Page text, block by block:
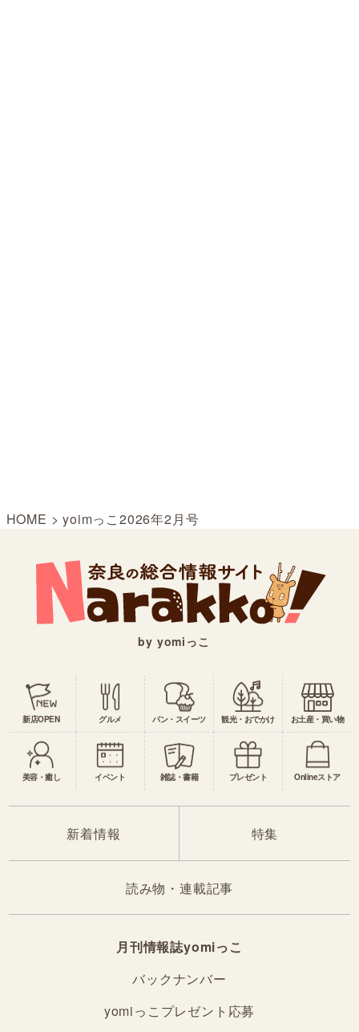
HOME >yoimっこ2026年2月号
by yomiっこ
新店OPEN グルメ パン・スイーツ 観光・おでかけ お土産・買い物
美容・癒し イベント 雑誌・書籍 プレゼント Onlineストア
新着情報 特集
読み物・連載記事
月刊情報誌yomiっこ
バックナンバー
yomiっこプレゼント応募